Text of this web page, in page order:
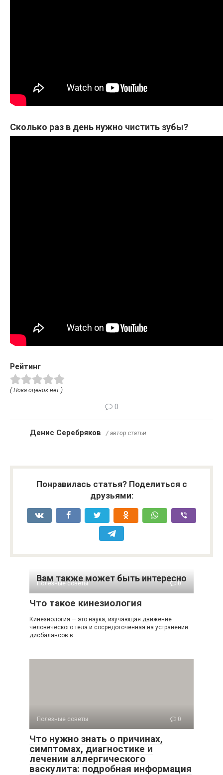
Сколько раз в день нужно чистить зубы?
Рейтинг
( Пока оценок нет )
0
Денис Серебряков / автор статьи
Понравилась статья? Поделиться с
друзьями:
Вам также может быть интересно
Полезные советы 0
Что такое кинезиология
Кинезиология — это наука, изучающая движение
человеческого тела и сосредоточенная на устранении
дисбалансов в
Полезные советы 0
Что нужно знать о причинах,
симптомах, диагностике и
лечении аллергического
васкулита: подробная информация